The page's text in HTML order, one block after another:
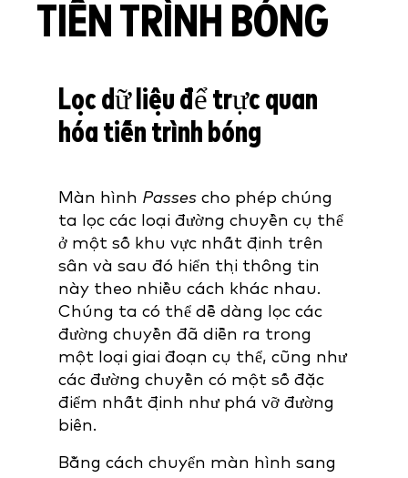
TIẾN TRÌNH BÓNG
Lọc dữ liệu để trực quan
hóa tiến trình bóng
Màn hình Passes cho phép chúng
ta lọc các loại đường chuyền cụ thể
ở một số khu vực nhất định trên
sân và sau đó hiển thị thông tin
này theo nhiều cách khác nhau.
Chúng ta có thể dễ dàng lọc các
đường chuyền đã diễn ra trong
một loại giai đoạn cụ thể, cũng như
các đường chuyền có một số đặc
điểm nhất định như phá vỡ đường
biên.
Bằng cách chuyển màn hình sang